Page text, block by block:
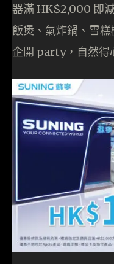
器滿 HK$2,000 即
飯煲、氣炸鍋、雪
企開 party，自然得